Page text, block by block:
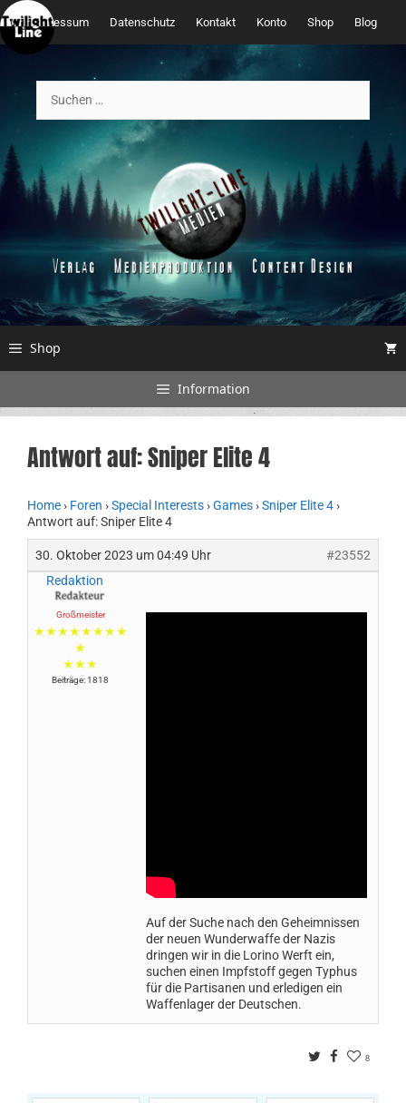
Zum
Inhalt
springen
Impressum Datenschutz Kontakt Konto Shop Blog
nach:
Shop
Information
Antwort auf: Sniper Elite 4
Home› Foren ›Special Interests›Games›Sniper Elite 4›
Antwort auf: Sniper Elite 4
30. Oktober 2023 um 04:49 Uhr
#23552
Redaktion
Großmeister
★★★★★★★★
★
★★★
Beiträge: 1818
Auf der Suche nach den Geheimnissen
der neuen Wunderwaffe der Nazis
dringen wir in die Lorino Werft ein,
suchen einen Impfstoff gegen Typhus
für die Partisanen und erledigen ein
Waffenlager der Deutschen.
TwitterFacebook
8